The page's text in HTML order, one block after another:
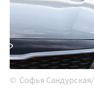
Софья